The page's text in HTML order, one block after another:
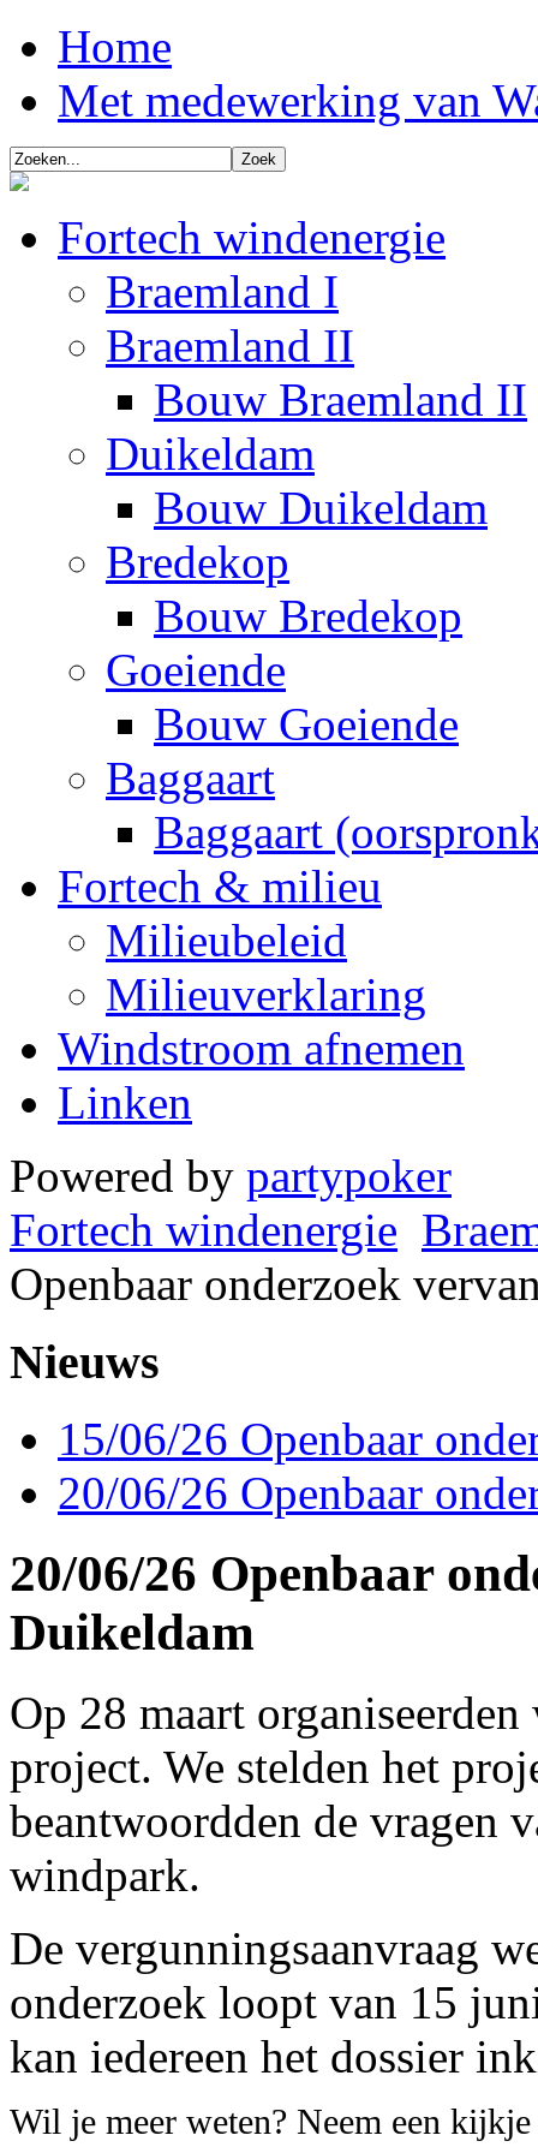
Home
Met medewerking van
Fortech windenergie
Braemland I
Braemland II
Bouw Braemland II
Duikeldam
Bouw Duikeldam
Bredekop
Bouw Bredekop
Goeiende
Bouw Goeiende
Baggaart
Baggaart
Fortech & milieu
Milieubeleid
Milieuverklaring
Windstroom afnemen
Linken
Powered by partypoker
Fortech windenergie
Openbaar onderzoek
Nieuws
15/06/26 Openbaar
20/06/26 Openbaar
20/06/26 Openbaar
Duikeldam
Op 28 maart
project. We stelden het
beantwoordden de vragen
windpark.
De vergunningsaanvraag
onderzoek loopt van 15
kan iedereen het dossier
Wil je meer weten? Neem een